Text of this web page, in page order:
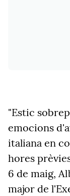
"Estic
emocions
italiana en
hores
6 de maig,
major de